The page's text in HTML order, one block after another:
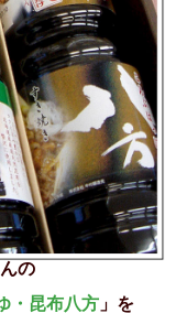
の
・昆布八方 」を